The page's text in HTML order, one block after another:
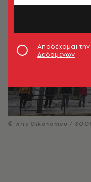
© Aris Oikonomou /
Αποδέχομαι την
Δεδομένων